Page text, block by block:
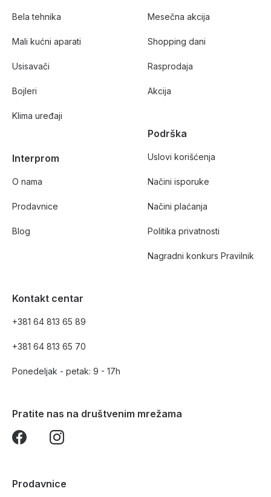
Bela tehnika
Mali kućni aparati
Usisavači
Bojleri
Klima uređaji
Interprom
O nama
Prodavnice
Blog
Mesečna akcija
Shopping dani
Rasprodaja
Akcija
Podrška
Uslovi korišćenja
Načini isporuke
Načini plaćanja
Politika privatnosti
Nagradni konkurs Pravilnik
Kontakt centar
+381 64 813 65 89
+381 64 813 65 70
Ponedeljak - petak: 9 - 17h
Pratite nas na društvenim mrežama
Prodavnice